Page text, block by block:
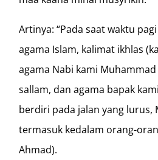
Artinya: “Pada saat waktu
agama Islam, kalimat ikhlas
agama Nabi kami Muhammad
sallam, dan agama bapak
berdiri pada jalan yang lurus,
termasuk kedalam orang-
Ahmad).